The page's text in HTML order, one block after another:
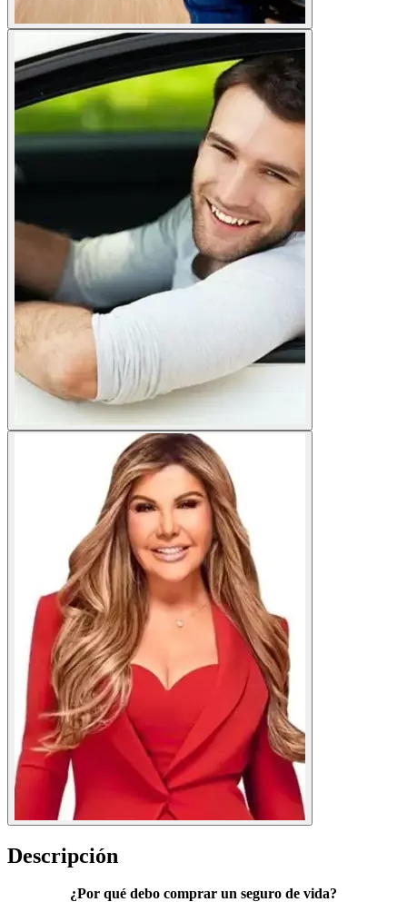
Descripción
¿Por qué debo comprar un seguro de vida?